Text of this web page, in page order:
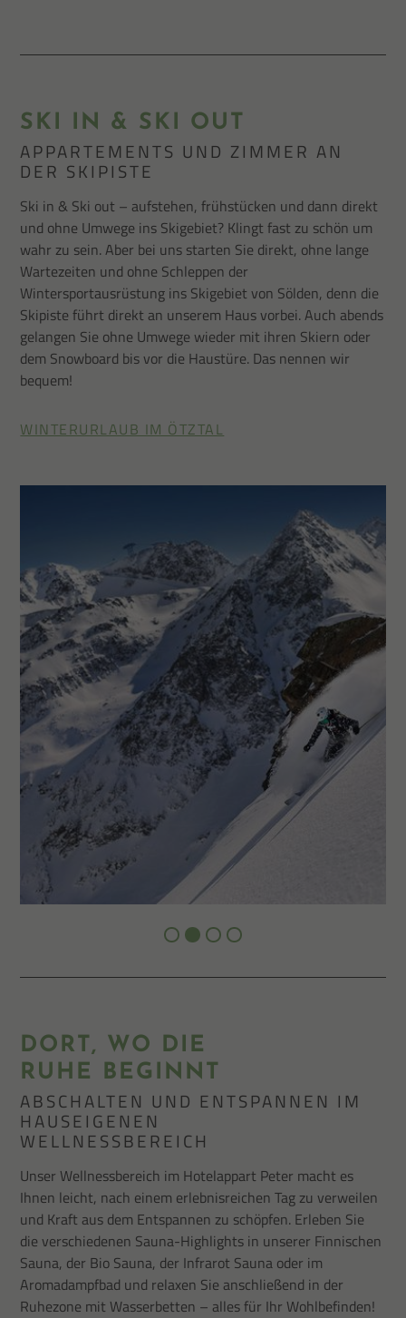
SKI IN & SKI OUT
APPARTEMENTS UND ZIMMER AN
DER SKIPISTE
Ski in & Ski out – aufstehen, frühstücken und dann direkt
und ohne Umwege ins Skigebiet? Klingt fast zu schön um
wahr zu sein. Aber bei uns starten Sie direkt, ohne lange
Wartezeiten und ohne Schleppen der
Wintersportausrüstung ins Skigebiet von Sölden, denn die
Skipiste führt direkt an unserem Haus vorbei. Auch abends
gelangen Sie ohne Umwege wieder mit ihren Skiern oder
dem Snowboard bis vor die Haustüre. Das nennen wir
bequem!
WINTERURLAUB IM ÖTZTAL
DORT, WO DIE
RUHE BEGINNT
ABSCHALTEN UND ENTSPANNEN IM
HAUSEIGENEN
WELLNESSBEREICH
Unser Wellnessbereich im Hotelappart Peter macht es
Ihnen leicht, nach einem erlebnisreichen Tag zu verweilen
und Kraft aus dem Entspannen zu schöpfen. Erleben Sie
die verschiedenen Sauna-Highlights in unserer Finnischen
Sauna, der Bio Sauna, der Infrarot Sauna oder im
Aromadampfbad und relaxen Sie anschließend in der
Ruhezone mit Wasserbetten – alles für Ihr Wohlbefinden!